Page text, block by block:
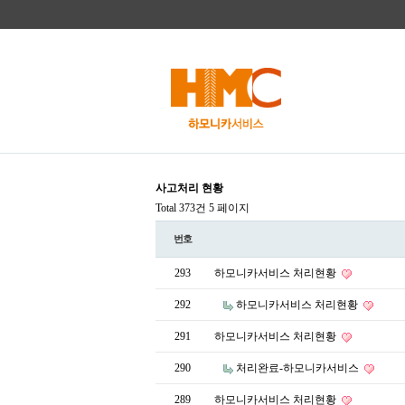
사고처리 현황
Total 373건 5 페이지
번호
293 하모니카서비스 처리현황
292 하모니카서비스 처리현황
291 하모니카서비스 처리현황
290 처리완료-하모니카서비스
289 하모니카서비스 처리현황